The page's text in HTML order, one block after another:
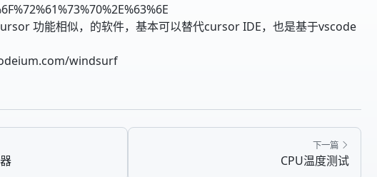
功能相似，的软件，基本可以替代cursor IDE，也是基于vscode
windsurf
下一篇
CPU温度测试